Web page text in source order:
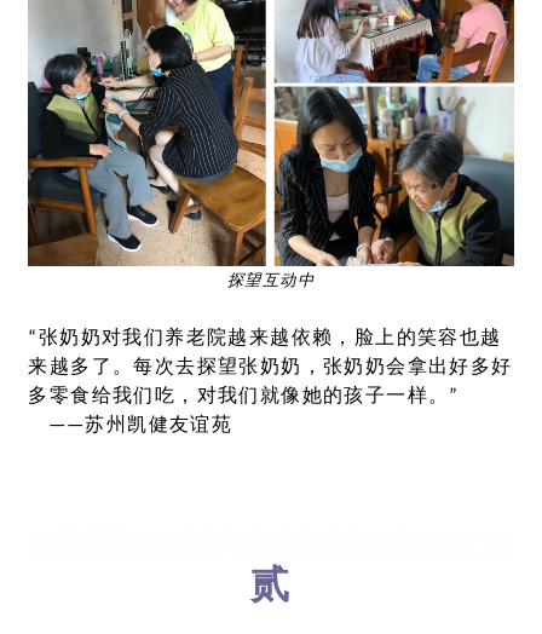
探望互动中
“张奶奶对我们养老院越来越依赖，脸上的笑容也越
来越多了。每次去探望张奶奶，张奶奶会拿出好多好
多零食给我们吃，对我们就像她的孩子一样。”
——苏州凯健友谊苑
贰